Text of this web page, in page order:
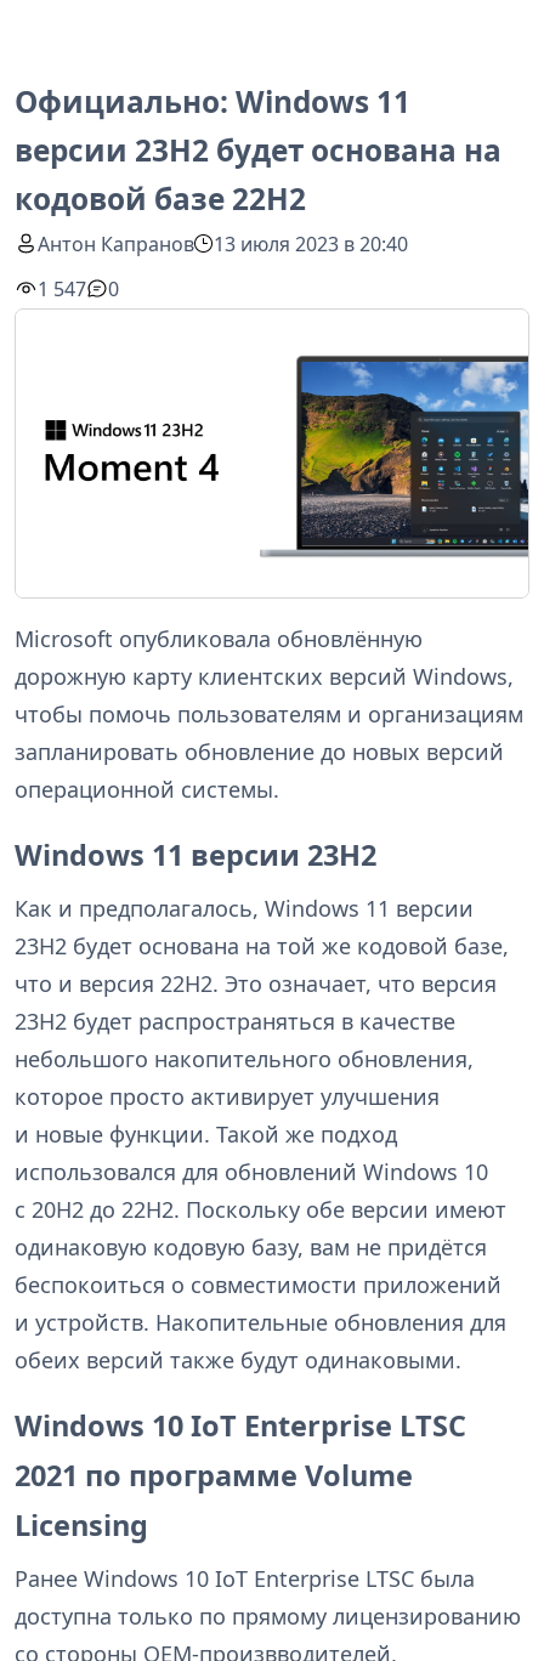
Официально: Windows 11
версии 23H2 будет основана на
кодовой базе 22H2
Антон Капранов
13 июля 2023 в 20:40
1 547
0
Microsoft опубликовала обновлённую
дорожную карту клиентских версий Windows,
чтобы помочь пользователям и организациям
запланировать обновление до новых версий
операционной системы.
Windows 11 версии 23H2
Как и предполагалось, Windows 11 версии
23H2 будет основана на той же кодовой базе,
что и версия 22H2. Это означает, что версия
23H2 будет распространяться в качестве
небольшого накопительного обновления,
которое просто активирует улучшения
и новые функции. Такой же подход
использовался для обновлений Windows 10
с 20H2 до 22H2. Поскольку обе версии имеют
одинаковую кодовую базу, вам не придётся
беспокоиться о совместимости приложений
и устройств. Накопительные обновления для
обеих версий также будут одинаковыми.
Windows 10 IoT Enterprise LTSC
2021 по программе Volume
Licensing
Ранее Windows 10 IoT Enterprise LTSC была
доступна только по прямому лицензированию
со стороны OEM-произвводителей,